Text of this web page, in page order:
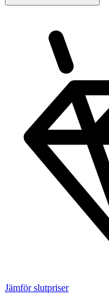
Jämför slutpriser